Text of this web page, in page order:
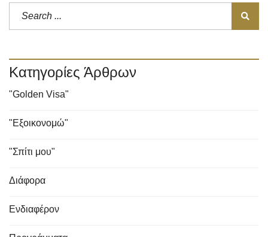
Κατηγορίες Άρθρων
"Golden Visa"
"Εξοικονομώ"
"Σπίτι μου"
Διάφορα
Ενδιαφέρον